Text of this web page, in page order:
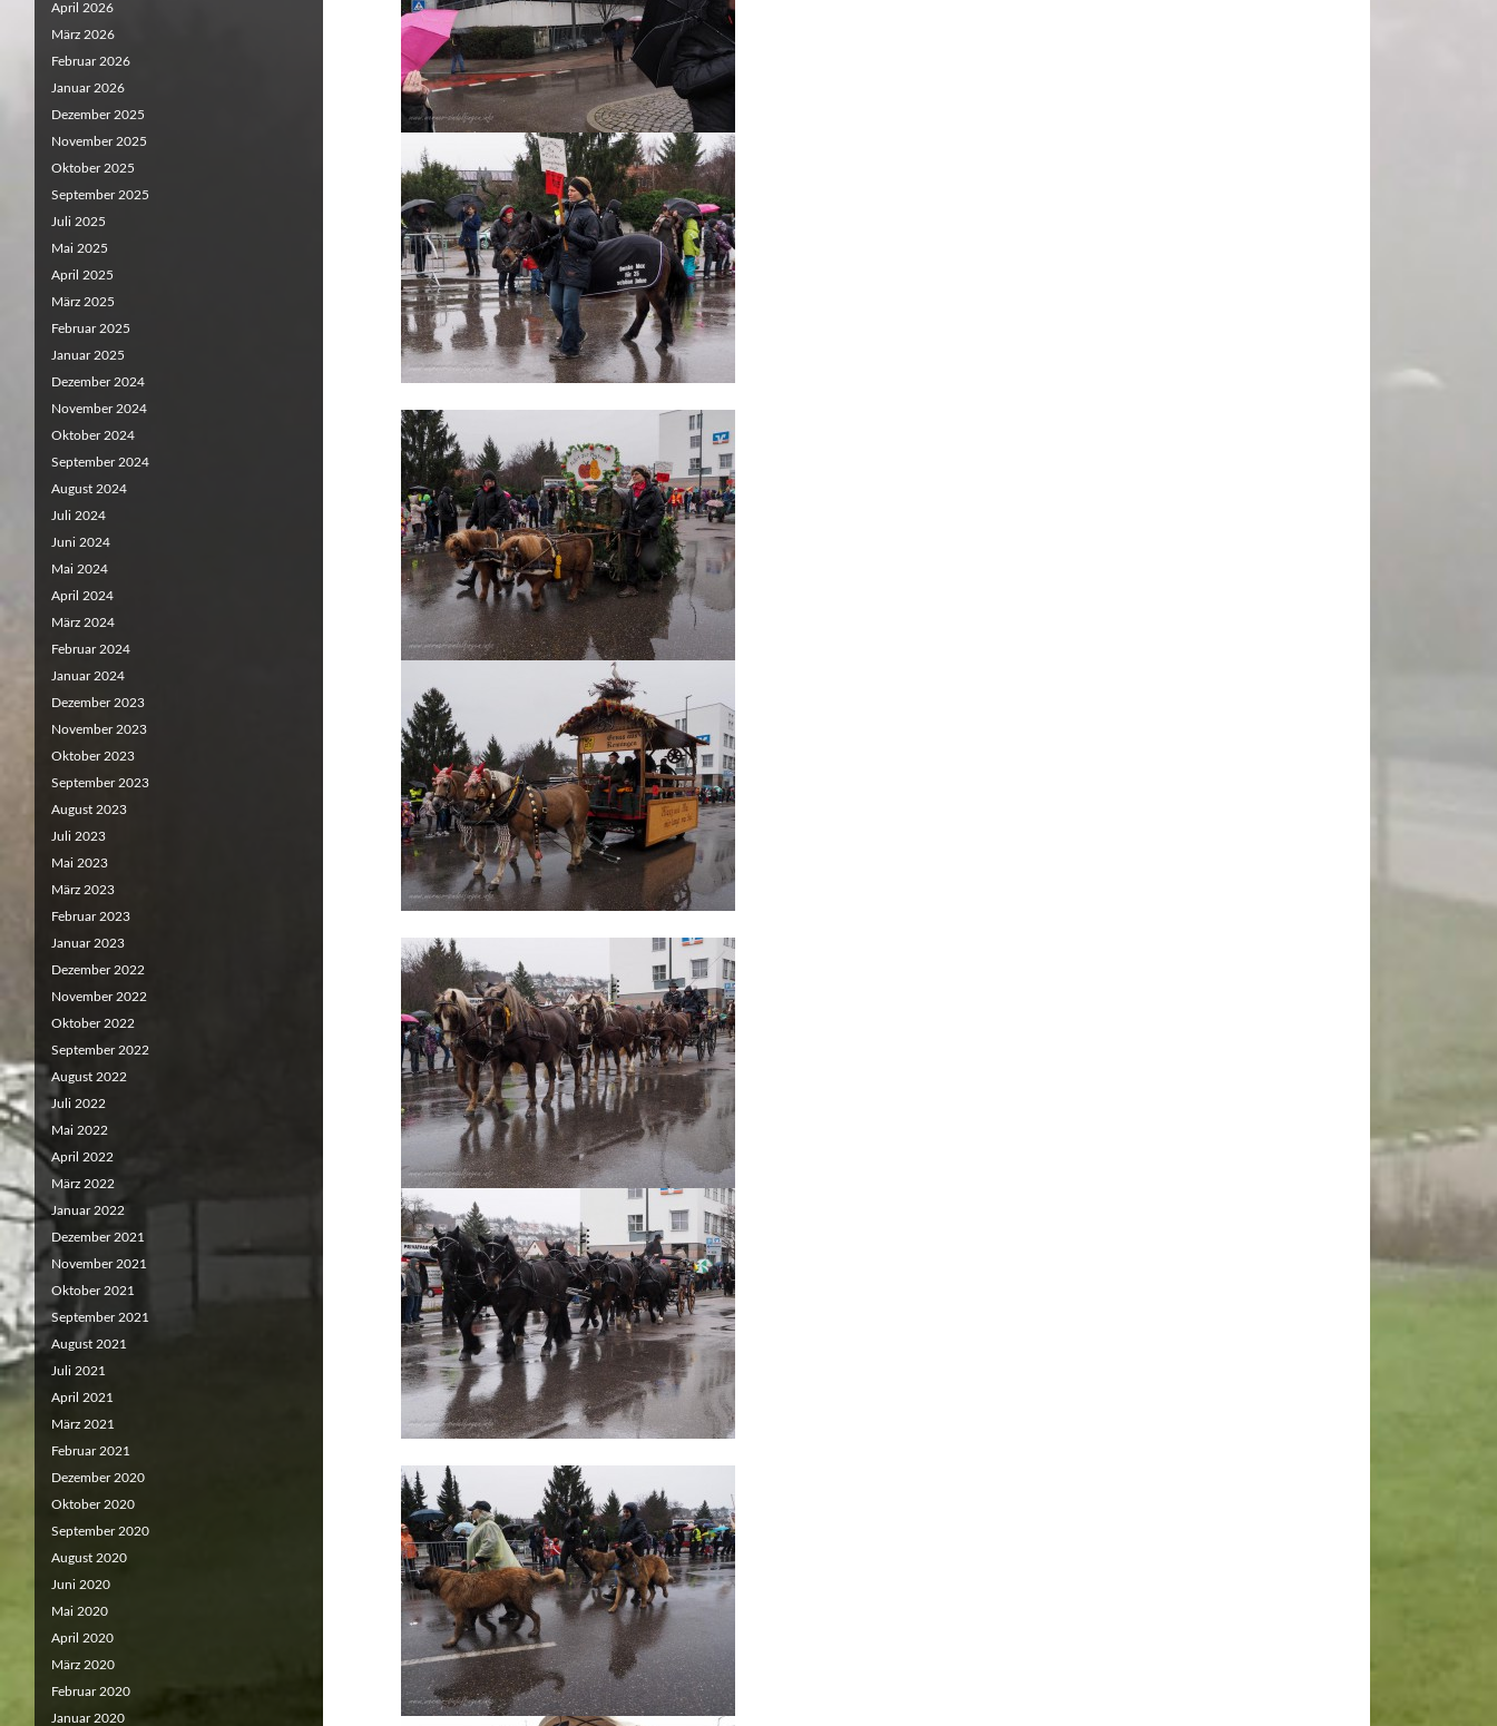
April 2026
März 2026
Februar 2026
Januar 2026
Dezember 2025
November 2025
Oktober 2025
September 2025
Juli 2025
Mai 2025
April 2025
März 2025
Februar 2025
Januar 2025
Dezember 2024
November 2024
Oktober 2024
September 2024
August 2024
Juli 2024
Juni 2024
Mai 2024
April 2024
März 2024
Februar 2024
Januar 2024
Dezember 2023
November 2023
Oktober 2023
September 2023
August 2023
Juli 2023
Mai 2023
März 2023
Februar 2023
Januar 2023
Dezember 2022
November 2022
Oktober 2022
September 2022
August 2022
Juli 2022
Mai 2022
April 2022
März 2022
Januar 2022
Dezember 2021
November 2021
Oktober 2021
September 2021
August 2021
Juli 2021
April 2021
März 2021
Februar 2021
Dezember 2020
Oktober 2020
September 2020
August 2020
Juni 2020
Mai 2020
April 2020
März 2020
Februar 2020
Januar 2020